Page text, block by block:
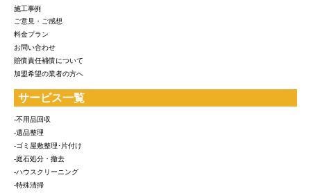
施工事例
ご意見・ご感想
料金プラン
お問い合わせ
賠償責任補償について
加盟希望の業者の方へ
サービス一覧
-不用品回収
-遺品整理
-ゴミ屋敷整理･片付け
-庭石処分・撤去
-ハウスクリーニング
-特殊清掃